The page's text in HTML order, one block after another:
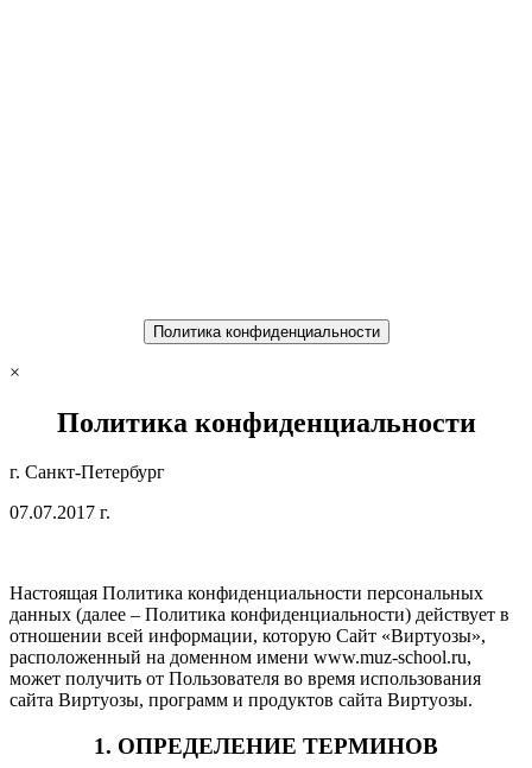
Политика конфиденциальности
×
Политика конфиденциальности
г. Санкт-Петербург
07.07.2017 г.
Настоящая Политика конфиденциальности персональных
данных (далее – Политика конфиденциальности) действует в
отношении всей информации, которую Сайт «Виртуозы»,
расположенный на доменном имени www.muz-school.ru,
может получить от Пользователя во время использования
сайта Виртуозы, программ и продуктов сайта Виртуозы.
1. ОПРЕДЕЛЕНИЕ ТЕРМИНОВ